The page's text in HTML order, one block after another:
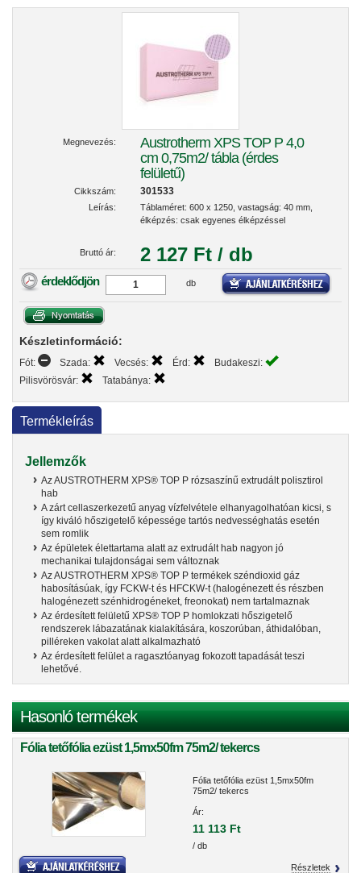
Megnevezés:
Austrotherm XPS TOP P 4,0
cm 0,75m2/ tábla (érdes
felületű)
Cikkszám: 301533
Leírás:
Táblaméret: 600 x 1250, vastagság: 40 mm,
élképzés: csak egyenes élképzéssel
Bruttó ár: 2 127 Ft / db
érdeklődjön db
Készletinformáció:
Fót: Szada: Vecsés: Érd:
Budakeszi:
Pilisvörösvár:
Tatabánya:
Termékleírás
Jellemzők
Az AUSTROTHERM XPS® TOP P rózsaszínű extrudált polisztirol
hab
A zárt cellaszerkezetű anyag vízfelvétele elhanyagolhatóan kicsi, s
így kiváló hőszigetelő képessége tartós nedvességhatás esetén
sem romlik
Az épületek élettartama alatt az extrudált hab nagyon jó
mechanikai tulajdonságai sem változnak
Az AUSTROTHERM XPS® TOP P termékek széndioxid gáz
habosításúak, így FCKW-t és HFCKW-t (halogénezett és részben
halogénezett szénhidrogéneket, freonokat) nem tartalmaznak
Az érdesített felületű XPS® TOP P homlokzati hőszigetelő
rendszerek lábazatának kialakítására, koszorúban, áthidalóban,
pilléreken vakolat alatt alkalmazható
Az érdesített felület a ragasztóanyag fokozott tapadását teszi
lehetővé.
Hasonló termékek
Fólia tetőfólia ezüst 1,5mx50fm 75m2/ tekercs
Fólia tetőfólia ezüst 1,5mx50fm
75m2/ tekercs
Ár:
11 113 Ft
/ db
Részletek